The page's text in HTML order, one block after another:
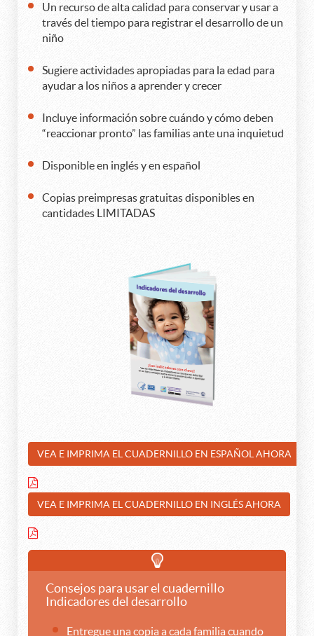
Un recurso de alta calidad para conservar y usar a
través del tiempo para registrar el desarrollo de un
niño
Sugiere actividades apropiadas para la edad para
ayudar a los niños a aprender y crecer
Incluye información sobre cuándo y cómo deben
“reaccionar pronto” las familias ante una inquietud
Disponible en inglés y en español
Copias preimpresas gratuitas disponibles en
cantidades LIMITADAS
VEA E IMPRIMA EL CUADERNILLO EN ESPAÑOL AHORA
VEA E IMPRIMA EL CUADERNILLO EN INGLÉS AHORA
Consejos para usar el cuadernillo
Indicadores del desarrollo
Entregue una copia a cada familia cuando